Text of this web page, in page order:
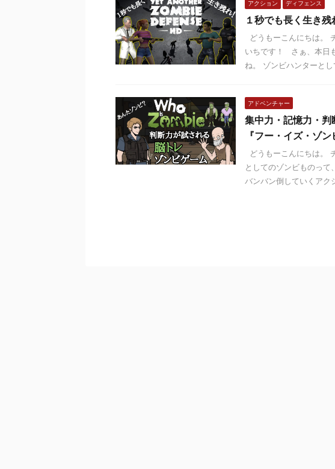
アクション ディフェンス
１秒でも長く生き
どうもーこんにちは。
いちです！ さぁ、本日
ね。 ゾンビハンターと
アドベンチャー
集中力・記憶力・
『フー・イズ・ゾン
どうもーこんにちは。
としてのゾンビものって
バンバン倒していくアク